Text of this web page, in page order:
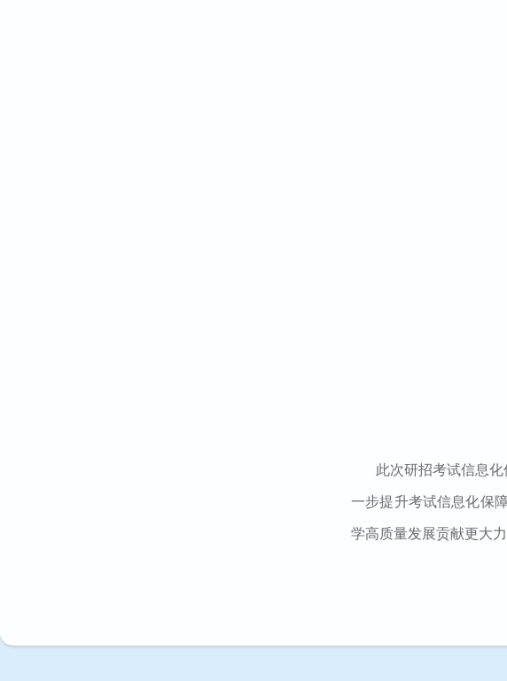
此次研招考试信息
一步提升考试信息化保
学高质量发展贡献更大力